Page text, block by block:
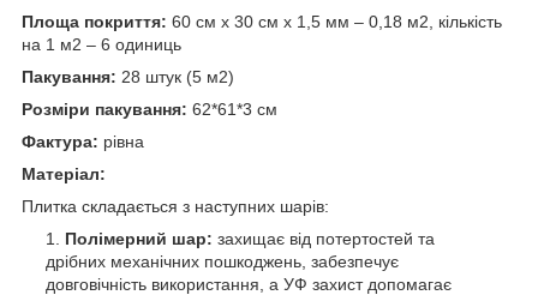
Площа покриття: 60 см х 30 см х 1,5 мм – 0,18 м2 , кількість
на 1 м2 – 6 одиниць
Пакування: 28 штук (5 м2)
Розміри пакування: 62*61*3 см
Фактура: рівна
Матеріал:
Плитка складається з наступних шарів:
Полімерний шар: захищає від потертостей та
дрібних механічних пошкоджень, забезпечує
довговічність використання, а УФ захист допомагає